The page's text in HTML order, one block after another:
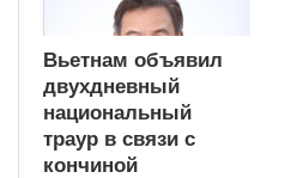
Вьетнам объявил
двухдневный
национальный
траур в связи с
кончиной